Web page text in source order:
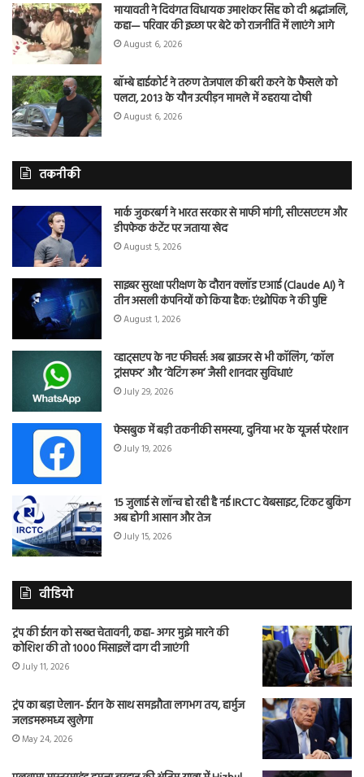
मायावती ने दिवंगत विधायक उमाशंकर सिंह को दी श्रद्धांजलि,
कहा— परिवार की इच्छा पर बेटे को राजनीति में लाएंगे आगे
August 6, 2026
बॉम्बे हाईकोर्ट ने तरुण तेजपाल की बरी करने के फैसले को
पलटा, 2013 के यौन उत्पीड़न मामले में ठहराया दोषी
August 6, 2026
तकनीकी
मार्क जुकरबर्ग ने भारत सरकार से माफी मांगी, सीएसएएम और
डीपफेक कंटेंट पर जताया खेद
August 5, 2026
साइबर सुरक्षा परीक्षण के दौरान क्लॉड एआई (Claude AI) ने
तीन असली कंपनियों को किया हैक: एंथ्रोपिक ने की पुष्टि
August 1, 2026
व्हाट्सएप के नए फीचर्स: अब ब्राउजर से भी कॉलिंग, ‘कॉल
ट्रांसफर’ और ‘वेटिंग रूम’ जैसी शानदार सुविधाएं
July 29, 2026
फेसबुक में बड़ी तकनीकी समस्या, दुनिया भर के यूजर्स परेशान
July 19, 2026
15 जुलाई से लॉन्च हो रही है नई IRCTC वेबसाइट, टिकट बुकिंग
अब होगी आसान और तेज
July 15, 2026
वीडियो
ट्रंप की ईरान को सख्त चेतावनी, कहा- अगर मुझे मारने की
कोशिश की तो 1000 मिसाइलें दाग दी जाएंगी
July 11, 2026
ट्रंप का बड़ा ऐलान- ईरान के साथ समझौता लगभग तय, हार्मुज
जलडमरूमध्य खुलेगा
May 24, 2026